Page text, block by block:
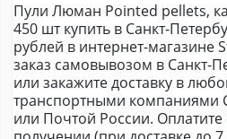
Пули Люман Pointed pellets,
450 шт купить в Санкт-
рублей в интернет-магазине
заказ самовывозом в Санкт-
или закажите доставку в
транспортными компаниями
или Почтой России.